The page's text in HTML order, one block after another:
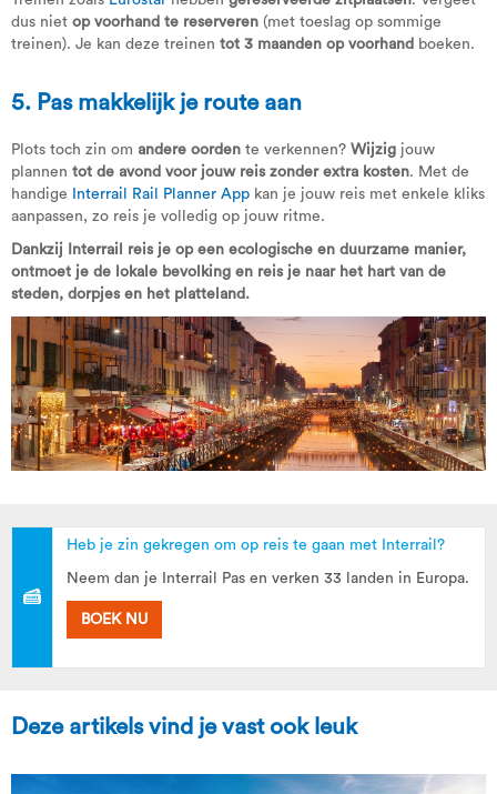
dus niet op voorhand te reserveren (met toeslag op sommige
treinen). Je kan deze treinen tot 3 maanden op voorhand boeken.
5. Pas makkelijk je route aan
Plots toch zin om andere oorden te verkennen? Wijzig jouw
plannen tot de avond voor jouw reis zonder extra kosten. Met de
handige
Interrail Rail Planner App kan je jouw reis met enkele kliks
aanpassen, zo reis je volledig op jouw ritme.
Dankzij Interrail reis je op een ecologische en duurzame manier,
ontmoet je de lokale bevolking en reis je naar het hart van de
steden, dorpjes en het platteland.
Heb je zin gekregen om op reis te gaan met Interrail?
Neem dan je Interrail Pas en verken 33 landen in Europa.
BOEK NU
Deze artikels vind je vast ook leuk